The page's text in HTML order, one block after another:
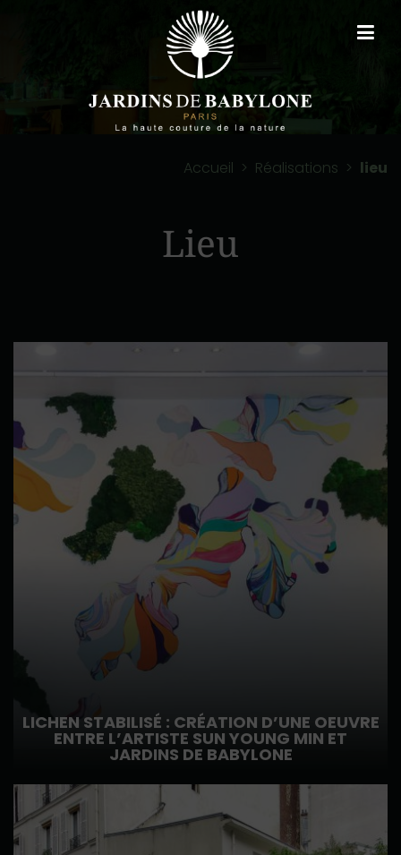
Accueil > Réalisations > lieu
Lieu
LICHEN STABILISÉ : CRÉATION D’UNE OEUVRE
ENTRE L’ARTISTE SUN YOUNG MIN ET
JARDINS DE BABYLONE